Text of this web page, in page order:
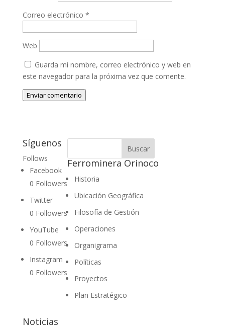
Correo electrónico *
Web
Guarda mi nombre, correo electrónico y web en
este navegador para la próxima vez que comente.
Enviar comentario
Síguenos
Follows
Facebook
0 Followers
Twitter
0 Followers
YouTube
0 Followers
Instagram
0 Followers
Ferrominera Orinoco
Historia
Ubicación Geográfica
Filosofía de Gestión
Operaciones
Organigrama
Políticas
Proyectos
Plan Estratégico
Noticias